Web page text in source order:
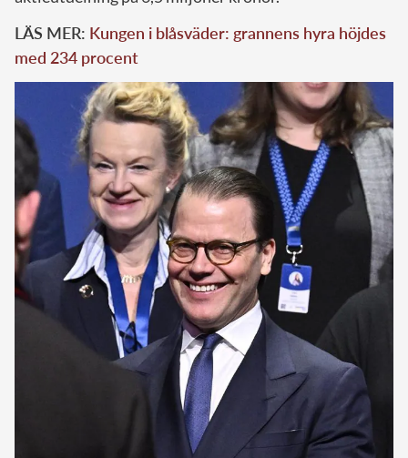
LÄS MER: Kungen i blåsväder: grannens hyra höjdes
med 234 procent